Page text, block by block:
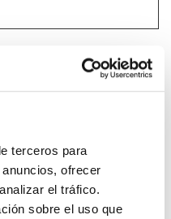
terceros para
ofrecer
el tráfico.
sobre el uso que